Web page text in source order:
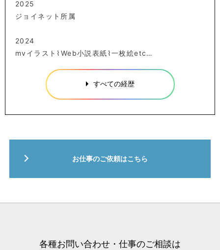
2025
ジョイネット所属
2024
mvイラスト⌇Web小説表紙⌇一枚絵etc…
すべての経歴
お仕事のご依頼はこちら
各種お問い合わせ・仕事のご相談は